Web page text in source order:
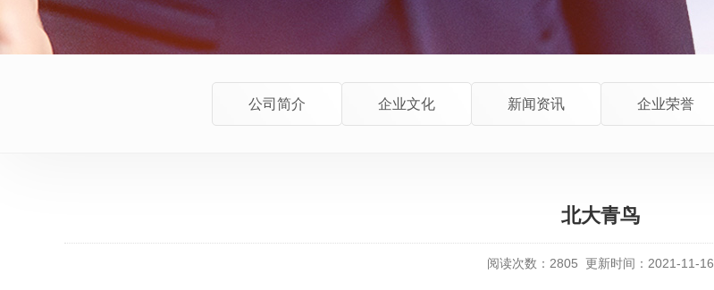
公司简介 企业文化 新闻资讯 企业荣誉
北大青鸟
阅读次数： 2805 更新时间：2021-11-16